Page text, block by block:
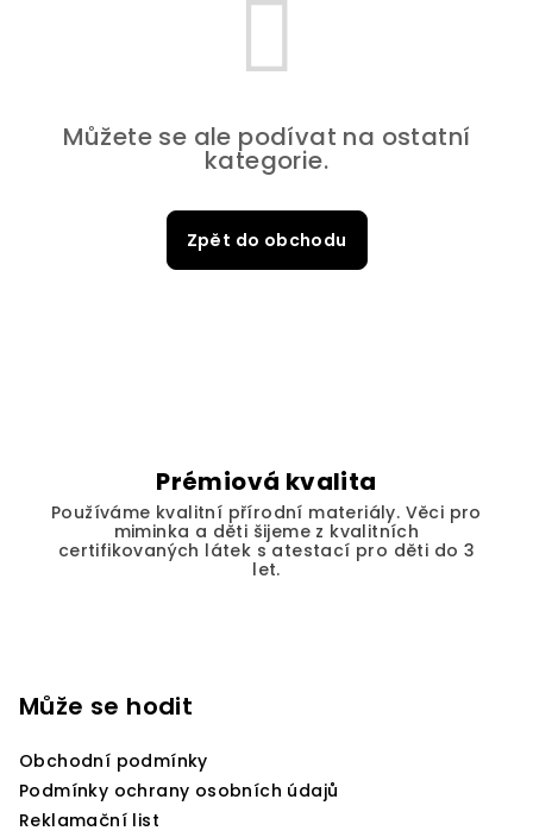
Můžete se ale podívat na ostatní
kategorie.
Zpět do obchodu
Prémiová kvalita
Používáme kvalitní přírodní materiály. Věci pro
miminka a děti šijeme z kvalitních
certifikovaných látek s atestací pro děti do 3
let.
Může se hodit
Obchodní podmínky
Podmínky ochrany osobních údajů
Reklamační list